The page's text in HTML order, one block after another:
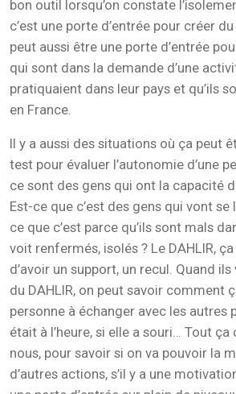
bon outil lorsqu’on constate
c’est une porte d’entrée pour créer
peut aussi être une porte d’entrée
qui sont dans la demande d’une
pratiquaient dans leur pays et qu’ils
en France.
Il y a aussi des situations où ça peut
test pour évaluer l’autonomie d’une
ce sont des gens qui ont la capacité
Est-ce que c’est des gens qui vont se
ce que c’est parce qu’ils sont mals
voit renfermés, isolés ? Le DAHLIR,
d’avoir un support, un recul. Quand
du DAHLIR, on peut savoir comment
personne à échanger avec les autres
était à l’heure, si elle a souri… Tout ça
nous, pour savoir si on va pouvoir la
d’autres actions, s’il y a une